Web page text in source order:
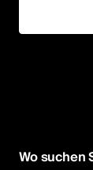
Wo suchen